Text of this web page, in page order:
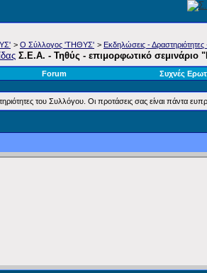
> Ο Σύλλογος 'ΤΗΘΥΣ' > Εκδηλώσεις -
Σ.Ε.Α. - Τηθύς - επιμορφωτικό σεμινάριο
Forum Συχνές
του Συλλόγου. Οι προτάσεις σας είναι πάντα